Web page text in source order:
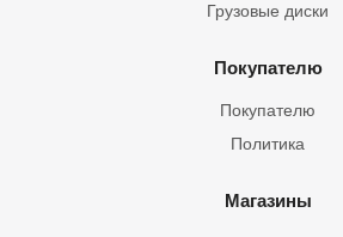
Грузовые диски
Покупателю
Покупателю
Политика
Магазины